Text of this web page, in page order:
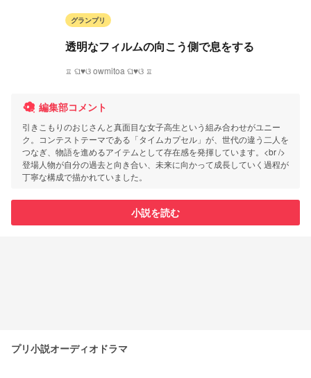
グランプリ
透明なフィルムの向こう側で息をする
♖ ଘ♥ଓ owmitoa ଘ♥ଓ ♖
編集部コメント
引きこもりのおじさんと真面目な女子高生という組み合わせがユニー
ク。コンテストテーマである「タイムカプセル」が、世代の違う二人を
つなぎ、物語を進めるアイテムとして存在感を発揮しています。<br />
登場人物が自分の過去と向き合い、未来に向かって成長していく過程が
丁寧な構成で描かれていました。
小説を読む
プリ小説オーディオドラマ